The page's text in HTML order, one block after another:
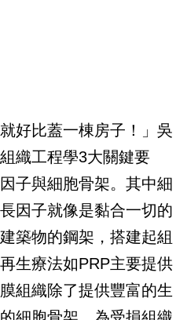
好比蓋一棟房子！」吳
織工程學3大關鍵要
子與細胞骨架。其中細
因子就像是黏合一切的
築物的鋼架，搭建起組
生療法如PRP主要提供
組織除了提供豐富的生